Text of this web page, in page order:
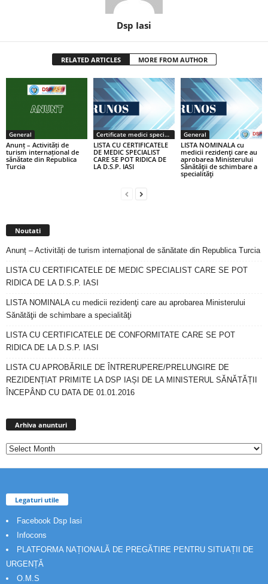
Dsp Iasi
RELATED ARTICLES MORE FROM AUTHOR
General
Anunț – Activități de
turism internațional de
sănătate din Republica
Turcia
Certificate medici specialiști / primari
LISTA CU CERTIFICATELE
DE MEDIC SPECIALIST
CARE SE POT RIDICA DE
LA D.S.P. IASI
General
LISTA NOMINALA cu
medicii rezidenţi care au
aprobarea Ministerului
Sănătăţii de schimbare a
specialităţi
Noutati
Anunț – Activități de turism internațional de sănătate din Republica Turcia
LISTA CU CERTIFICATELE DE MEDIC SPECIALIST CARE SE POT
RIDICA DE LA D.S.P. IASI
LISTA NOMINALA cu medicii rezidenţi care au aprobarea Ministerului
Sănătăţii de schimbare a specialităţi
LISTA CU CERTIFICATELE DE CONFORMITATE CARE SE POT
RIDICA DE LA D.S.P. IASI
LISTA CU APROBĂRILE DE ÎNTRERUPERE/PRELUNGIRE DE
REZIDENȚIAT PRIMITE LA DSP IAȘI DE LA MINISTERUL SĂNĂTĂȚII
ÎNCEPÂND CU DATA DE 01.01.2016
Arhiva anunturi
Legaturi utile
Facebook Dsp Iasi
Infocons
PLATFORMA NAȚIONALĂ DE PREGĂTIRE PENTRU SITUAȚII DE
URGENȚĂ
O.M.S